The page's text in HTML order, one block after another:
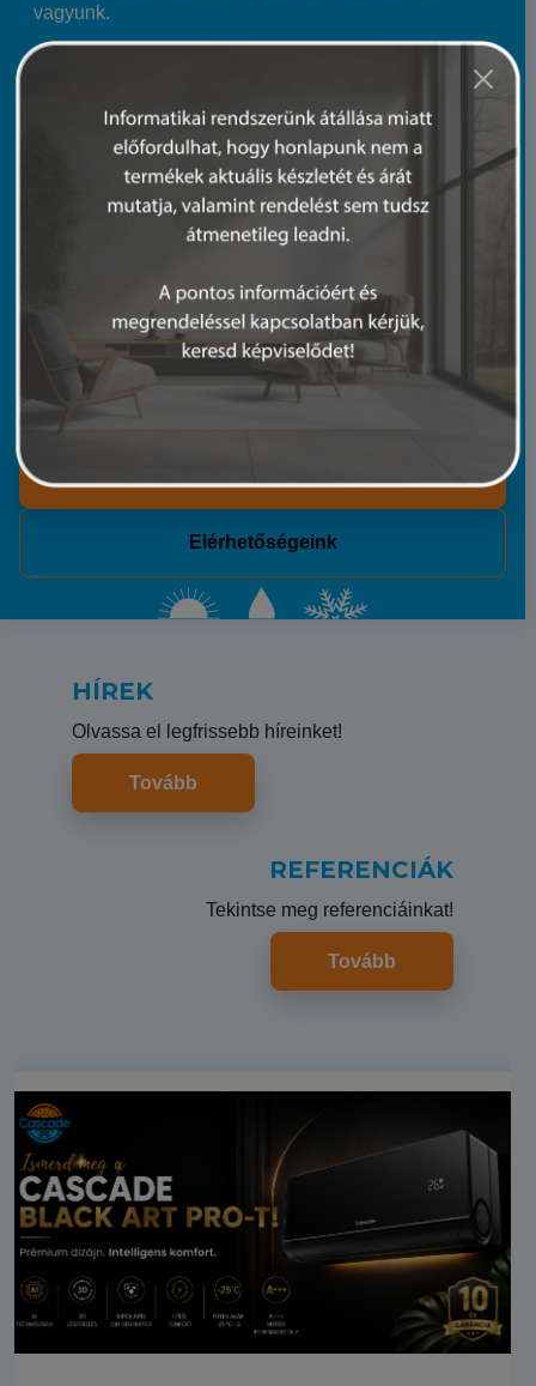
vagyunk.
Regisztrált telepítő / szerelő Partnereinknek kedvező
árat és csak nekik szóló akciókat biztosítunk.
Hatalmas árukészletünkből szinte garantált, hogy a
keresett terméket 24 órán belül eljuttatjuk Hozzád.
20 évnyi tapasztalatunkkal és műszaki hátterünkkel
segítünk. Mindegy, hogy egy split klímáról vagy egy
teljes telephely klímatechnikájáról van szó.
Elérhetőségeink
HÍREK
Olvassa el legfrissebb híreinket!
Tovább
REFERENCIÁK
Tekintse meg referenciáinkat!
Tovább